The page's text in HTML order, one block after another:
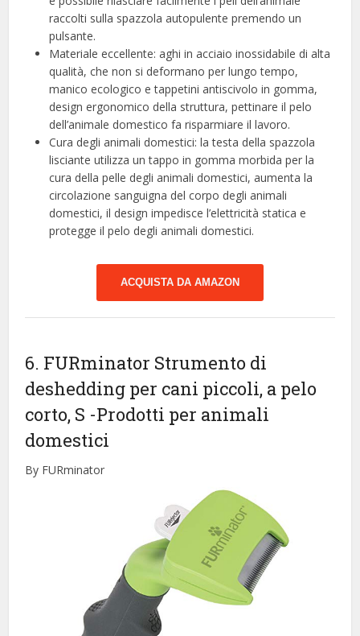
raccolti sulla spazzola autopulente premendo un
pulsante.
Materiale eccellente: aghi in acciaio inossidabile di alta
qualità, che non si deformano per lungo tempo,
manico ecologico e tappetini antiscivolo in gomma,
design ergonomico della struttura, pettinare il pelo
dell’animale domestico fa risparmiare il lavoro.
Cura degli animali domestici: la testa della spazzola
lisciante utilizza un tappo in gomma morbida per la
cura della pelle degli animali domestici, aumenta la
circolazione sanguigna del corpo degli animali
domestici, il design impedisce l’elettricità statica e
protegge il pelo degli animali domestici.
ACQUISTA DA AMAZON
6. FURminator Strumento di
deshedding per cani piccoli, a pelo
corto, S -Prodotti per animali
domestici
By FURminator